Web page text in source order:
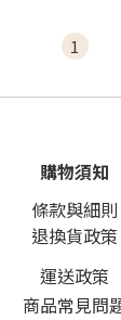
1
購物須知
條款與細則
退換貨政策
運送政策
商品常見問